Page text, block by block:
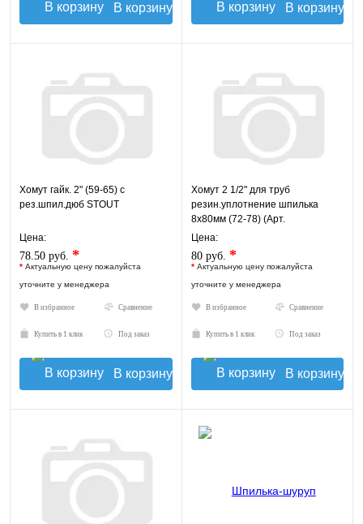
В корзину В корзину
Хомут гайк. 2" (59-65) с
рез.шпил.дюб STOUT
Цена:
78.50 руб. *
* Актуальную цену пожалуйста
уточните у менеджера
В избранное Сравнение
Купить в 1 клик Под заказ
В корзину
Хомут 2 1/2" для труб
резин.уплотнение шпилька
8х80мм (72-78) (Арт.
8000050256)
Цена:
80 руб. *
* Актуальную цену пожалуйста
уточните у менеджера
В избранное Сравнение
Купить в 1 клик Под заказ
В корзину